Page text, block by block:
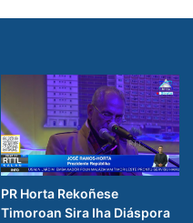
PR Horta Rekoñese
Timoroan Sira Iha Diáspora